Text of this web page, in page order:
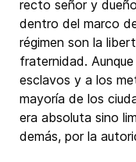
recto señor y
dentro del marco
régimen son la
fraternidad.
esclavos y a los
mayoría de los
era absoluta sino
demás, por la